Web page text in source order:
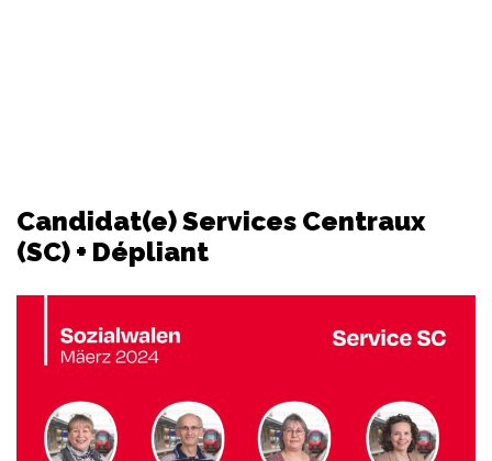
Candidat(e) Services Centraux
(SC) + Dépliant